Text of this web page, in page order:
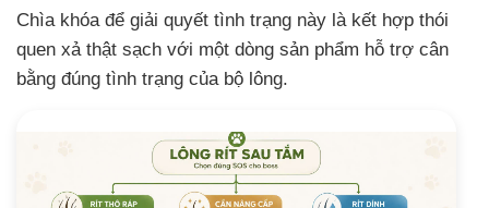
Chìa khóa để giải quyết tình trạng này là kết hợp thói
quen xả thật sạch với một dòng sản phẩm hỗ trợ cân
bằng đúng tình trạng của bộ lông.